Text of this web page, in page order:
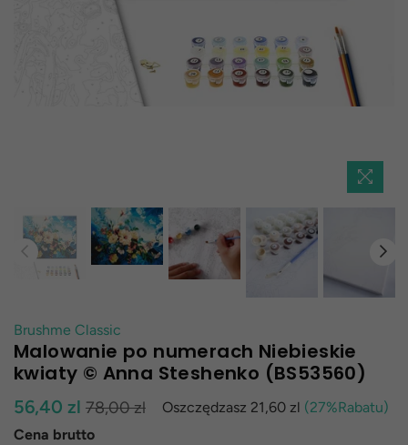
Brushme Classic
Malowanie po numerach Niebieskie
kwiaty © Anna Steshenko (BS53560)
Normalna
cena
56,40 zl 78,00 zl Oszczędzasz 21,60 zl (27%Rabatu)
Cena brutto